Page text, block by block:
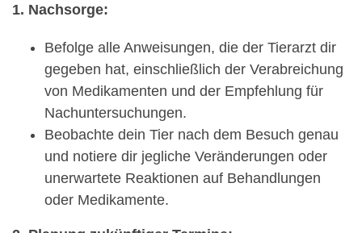
1. Nachsorge:
Befolge alle Anweisungen, die der Tierarzt dir
gegeben hat, einschließlich der Verabreichung
von Medikamenten und der Empfehlung für
Nachuntersuchungen.
Beobachte dein Tier nach dem Besuch genau
und notiere dir jegliche Veränderungen oder
unerwartete Reaktionen auf Behandlungen
oder Medikamente.